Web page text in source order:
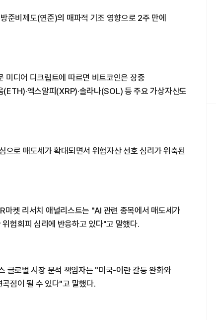
준비제도(연준)의 매파적 기조 영향으로 2주 만에
디어 디크립트에 따르면 비트코인은 장중
엑스알피(XRP)·솔라나(SOL) 등 주요 가상자산도
으로 매도세가 확대되면서 위험자산 선호 심리가 위축된
켓 리서치 애널리스트는 "AI 관련 종목에서 매도세가
험회피 심리에 반응하고 있다"고 말했다.
로벌 시장 분석 책임자는 "미국-이란 갈등 완화와
점이 될 수 있다"고 말했다.